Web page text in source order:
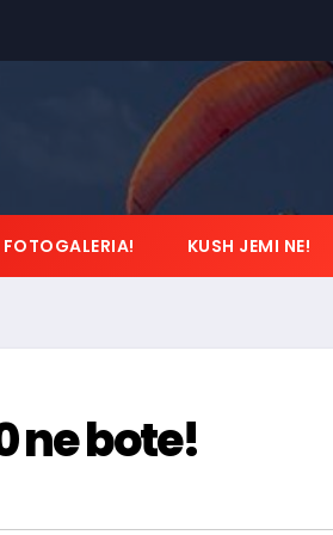
FOTOGALERIA! KUSH JEMI NE!
ne bote!